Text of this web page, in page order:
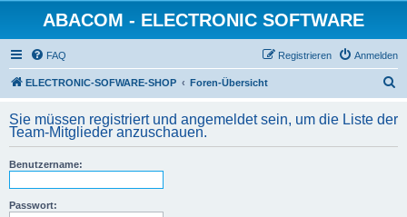
ABACOM - ELECTRONIC SOFTWARE
FAQ Anmelden
Registrieren
ELECTRONIC-SOFWARE-SHOP Foren-Übersicht
h
Sie müssen registriert und angemeldet sein, um die Liste der
Team-Mitglieder anzuschauen.
Benutzername:
Passwort: